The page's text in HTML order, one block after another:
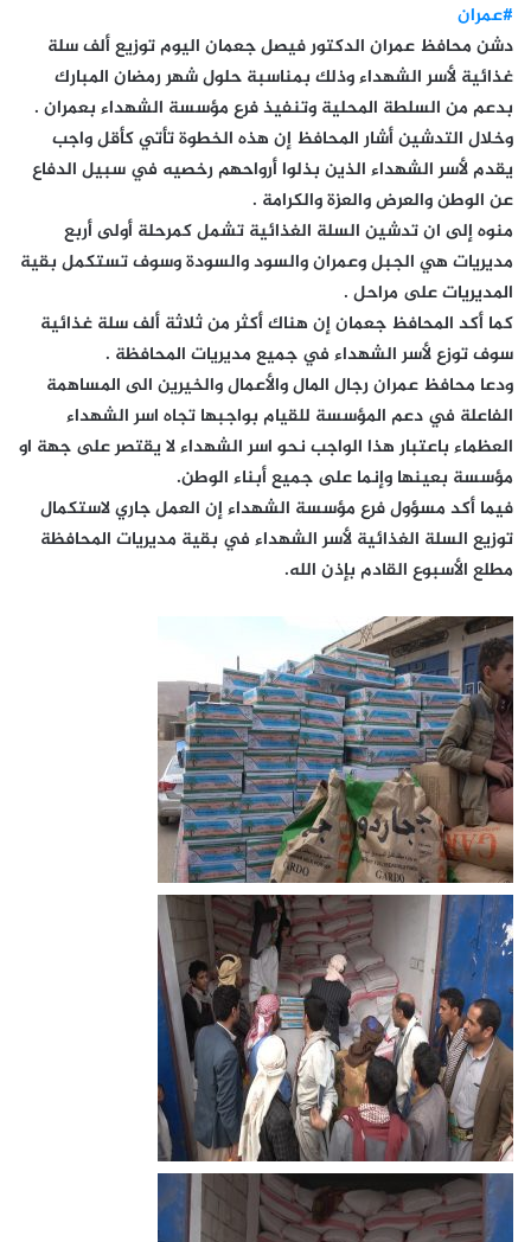
#عمران
دشن محافظ عمران الدكتور فيصل جعمان اليوم توزيع ألف سلة
غذائية لأسر الشهداء وذلك بمناسبة حلول شهر رمضان المبارك
بدعم من السلطة المحلية وتنفيذ فرع مؤسسة الشهداء بعمران .
وخلال التدشين أشار المحافظ إن هذه الخطوة تأتي كأقل واجب
يقدم لأسر الشهداء الذين بذلوا أرواحهم رخصيه في سبيل الدفاع
عن الوطن والعرض والعزة والكرامة .
منوه إلى ان تدشين السلة الغذائية تشمل كمرحلة أولى أربع
مديريات هي الجبل وعمران والسود والسودة وسوف تستكمل بقية
المديريات على مراحل .
كما أكد المحافظ جعمان إن هناك أكثر من ثلاثة ألف سلة غذائية
سوف توزع لأسر الشهداء في جميع مديريات المحافظة .
ودعا محافظ عمران رجال المال والأعمال والخيرين الى المساهمة
الفاعلة في دعم المؤسسة للقيام بواجبها تجاه اسر الشهداء
العظماء باعتبار هذا الواجب نحو اسر الشهداء لا يقتصر على جهة او
مؤسسة بعينها وإنما على جميع أبناء الوطن.
فيما أكد مسؤول فرع مؤسسة الشهداء إن العمل جاري لاستكمال
توزيع السلة الغذائية لأسر الشهداء في بقية مديريات المحافظة
مطلع الأسبوع القادم بإذن الله.